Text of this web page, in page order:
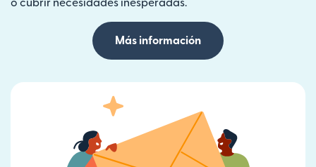
o cubrir necesidades inesperadas.
Más información